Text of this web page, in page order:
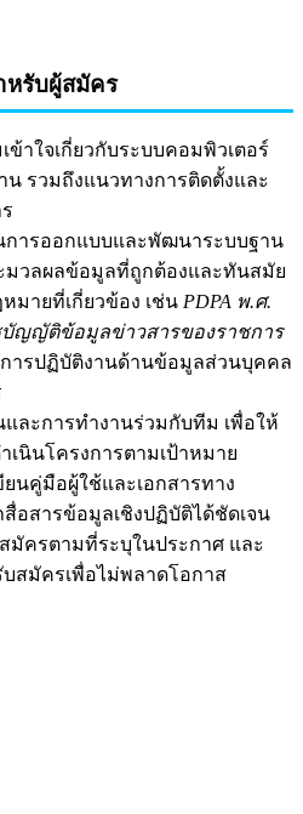
หรับผู้สมัคร
าใจเกี่ยวกับระบบคอมพิวเตอร์
น รวมถึงแนวทางการติดตั้งและ
ารออกแบบและพัฒนาระบบฐาน
มวลผลข้อมูลที่ถูกต้องและทันสมัย
มายที่เกี่ยวข้อง เช่น PDPA พ.ศ.
บัญญัติข้อมูลข่าวสารของราชการ
การปฏิบัติงานด้านข้อมูลส่วนบุคคล
และการทำงานร่วมกับทีม เพื่อให้
เนินโครงการตามเป้าหมาย
นคู่มือผู้ใช้และเอกสารทาง
อสารข้อมูลเชิงปฏิบัติได้ชัดเจน
สมัครตามที่ระบุในประกาศ และ
บสมัครเพื่อไม่พลาดโอกาส